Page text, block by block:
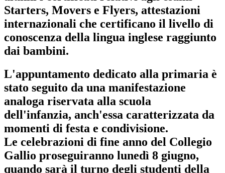
Starters, Movers e Flyers, attestazioni
internazionali che certificano il livello di
conoscenza della lingua inglese raggiunto
dai bambini.
L'appuntamento dedicato alla primaria è
stato seguito da una manifestazione
analoga riservata alla scuola
dell'infanzia, anch'essa caratterizzata da
momenti di festa e condivisione.
Le celebrazioni di fine anno del Collegio
Gallio proseguiranno lunedì 8 giugno,
quando sarà il turno degli studenti della